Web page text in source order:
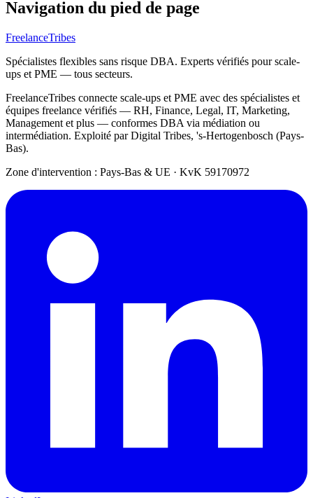
Navigation du pied de page
FreelanceTribes
Spécialistes flexibles sans risque DBA. Experts vérifiés pour scale-
ups et PME — tous secteurs.
FreelanceTribes connecte scale-ups et PME avec des spécialistes et
équipes freelance vérifiés — RH, Finance, Legal, IT, Marketing,
Management et plus — conformes DBA via médiation ou
intermédiation. Exploité par Digital Tribes, 's-Hertogenbosch (Pays-
Bas).
Zone d'intervention : Pays-Bas & UE · KvK 59170972